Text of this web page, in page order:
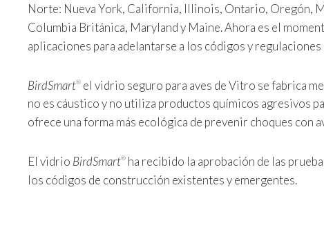
Norte: Nueva York, California, Illinois, Ontario, Oregón,
Columbia Británica, Maryland y Maine. Ahora es el
aplicaciones para adelantarse a los códigos y
BirdSmart® el vidrio seguro para aves de Vitro se fabrica
no es cáustico y no utiliza productos químicos agresivos
ofrece una forma más ecológica de prevenir choques con
El vidrio BirdSmart® ha recibido la aprobación de las
los códigos de construcción existentes y emergentes.